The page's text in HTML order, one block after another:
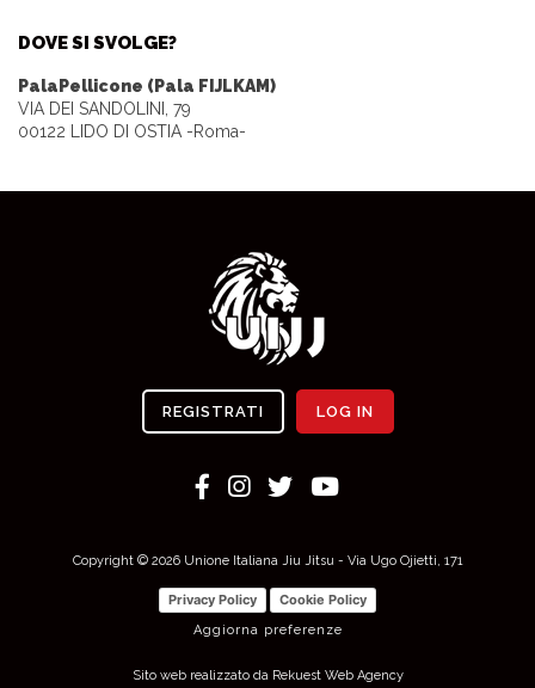
DOVE SI SVOLGE?
PalaPellicone (Pala FIJLKAM)
VIA DEI SANDOLINI, 79
00122 LIDO DI OSTIA -Roma-
REGISTRATI LOG IN
Copyright © 2026 Unione Italiana Jiu Jitsu - Via Ugo Ojietti, 171
Privacy Policy Cookie Policy
Aggiorna preferenze
Sito web realizzato da Rekuest Web Agency